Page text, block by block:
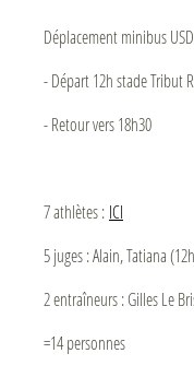
Déplacement minibus
- Départ 12h stade Tribut
- Retour vers 18h30
7 athlètes : ICI
5 juges : Alain, Tatiana
2 entraîneurs : Gilles Le
=14 personnes